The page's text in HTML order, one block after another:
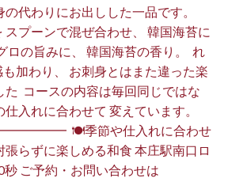
代わりにお出しした一品です。
スプーンで混ぜ合わせ、 韓国海苔に
ロの旨みに、 韓国海苔の香り。 ⁡ れ
加わり、 お刺身とはまた違った楽
た️ ⁡ コースの内容は毎回同じではな
入れに合わせて 変えています。
🍽季節や仕入れに合わせ
張らずに楽しめる和食 本庄駅南口ロ
ご予約・お問い合わせは